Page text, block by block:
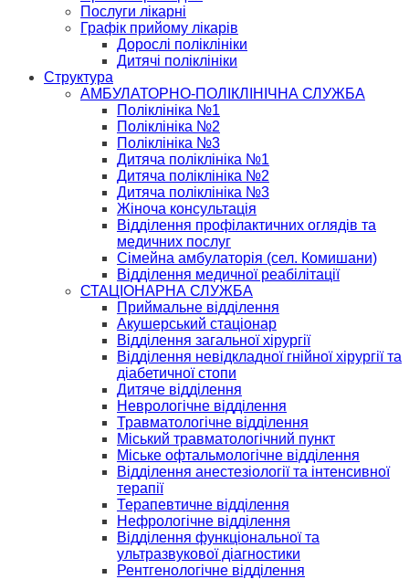
Послуги лікарні
Графік прийому лікарів
Дорослі поліклініки
Дитячі поліклініки
Структура
АМБУЛАТОРНО-ПОЛІКЛІНІЧНА СЛУЖБА
Поліклініка №1
Поліклініка №2
Поліклініка №3
Дитяча поліклініка №1
Дитяча поліклініка №2
Дитяча поліклініка №3
Жіноча консультація
Відділення профілактичних оглядів та
медичних послуг
Сімейна амбулаторія (сел. Комишани)
Відділення медичної реабілітації
СТАЦІОНАРНА СЛУЖБА
Приймальне відділення
Акушерський стаціонар
Відділення загальної хірургії
Відділення невідкладної гнійної хірургії та
діабетичної стопи
Дитяче відділення
Неврологічне відділення
Травматологічне відділення
Міський травматологічний пункт
Міське офтальмологічне відділення
Відділення анестезіології та інтенсивної
терапії
Терапевтичне відділення
Нефрологічне відділення
Відділення функціональної та
ультразвукової діагностики
Рентгенологічне відділення